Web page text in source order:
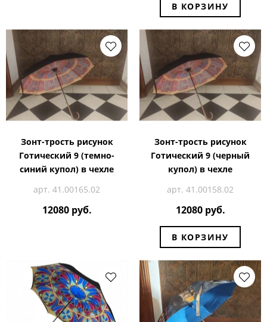
В КОРЗИНУ
Зонт-трость рисунок
Готический 9 (темно-
синий купол) в чехле
арт. 41.00165.02
12080 руб.
Зонт-трость рисунок
Готический 9 (черный
купол) в чехле
арт. 41.00158.02
12080 руб.
В КОРЗИНУ